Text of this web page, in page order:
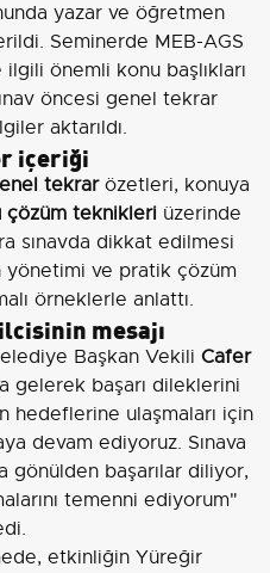
yazar ve öğretmen
Seminerde MEB-AGS
önemli konu başlıkları
öncesi genel tekrar
aktarıldı.
içeriği
tekrarözetleri, konuya
çözüm teknikleriüzerinde
sınavda dikkat edilmesi
yönetimi ve pratik çözüm
örneklerle anlattı.
mesajı
Başkan Vekili Cafer
gelerek başarı dileklerini
hedeflerine ulaşmaları için
devam ediyoruz. Sınava
gönülden başarılar diliyor,
temenni ediyorum"
etkinliğin Yüreğir